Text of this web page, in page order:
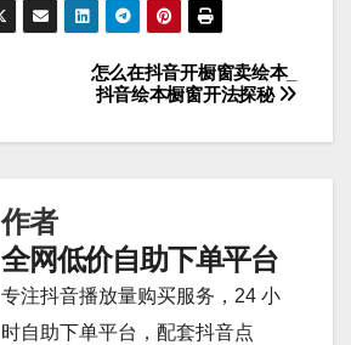
怎么在抖音开橱窗卖绘本_
抖音绘本橱窗开法探秘
作者
全网低价自助下单平台
专注抖音播放量购买服务，24 小
时自助下单平台，配套抖音点